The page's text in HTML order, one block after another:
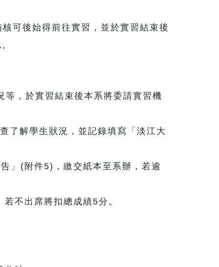
可後始得前往實習，並於實習結束後
，於實習結束後本系將委請實習機
解學生狀況，並記錄填寫「淡江大
(附件5)，繳交紙本至系辦，若逾
不出席將扣總成績5分。